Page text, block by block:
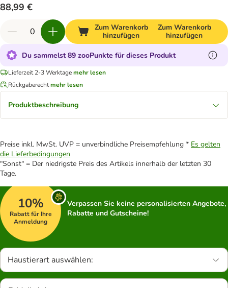
88,99 €
Zum Warenkorb
hinzufügen
Zum Warenkorb
hinzufügen
Du sammelst 89 zooPunkte für dieses Produkt
Lieferzeit 2-3 Werktagemehr lesen
Rückgaberechtmehr lesen
Produktbeschreibung
Preise inkl. MwSt. UVP = unverbindliche Preisempfehlung * Es gelten
die Lieferbedingungen
"Sonst" = Der niedrigste Preis des Artikels innerhalb der letzten 30
Tage.
10%
Rabatt für Ihre
Anmeldung
Verpassen Sie keine personalisierten Angebote,
Rabatte und Gutscheine!
Haustierart auswählen: